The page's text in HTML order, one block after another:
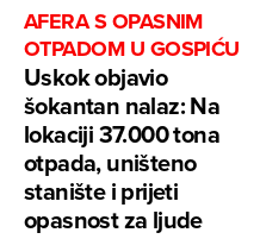
AFERA S OPASNIM
OTPADOM U GOSPIĆU
Uskok objavio
šokantan nalaz: Na
lokaciji 37.000 tona
otpada, uništeno
stanište i prijeti
opasnost za ljude